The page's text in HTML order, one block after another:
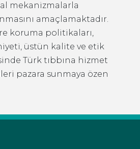
mekanizmalarla
amaçlamaktadır.
koruma politikaları,
üstün kalite ve etik
Türk tıbbına hizmet
pazara sunmaya özen